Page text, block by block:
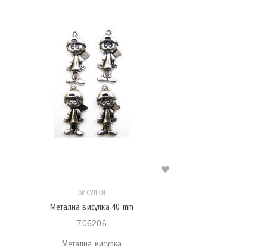
ВИСУЛКИ
Метална висулка 40 mm
706206
Метална висулка